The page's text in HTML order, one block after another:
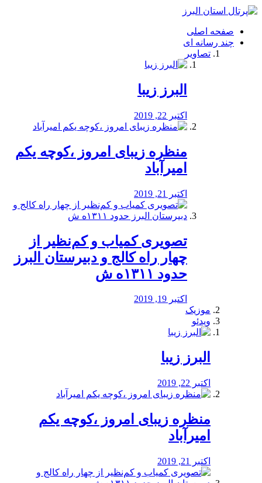
فصد
شرق
تهران
خشکشویی
صفحه اصلی
چند رسانه ای
تصاویر
البرز زیبا
اکتبر 22, 2019
منظره‌‌ زیبای امروز ،کوچه یکم
امیرآباد
اکتبر 21, 2019
️تصویری کمیاب و کم‌نظیر از
چهار راه كالج و دبيرستان البرز
حدود ۱۳۱۱ه ش
اکتبر 19, 2019
موزیک
ویدئو
البرز زیبا
اکتبر 22, 2019
منظره‌‌ زیبای امروز ،کوچه یکم
امیرآباد
اکتبر 21, 2019